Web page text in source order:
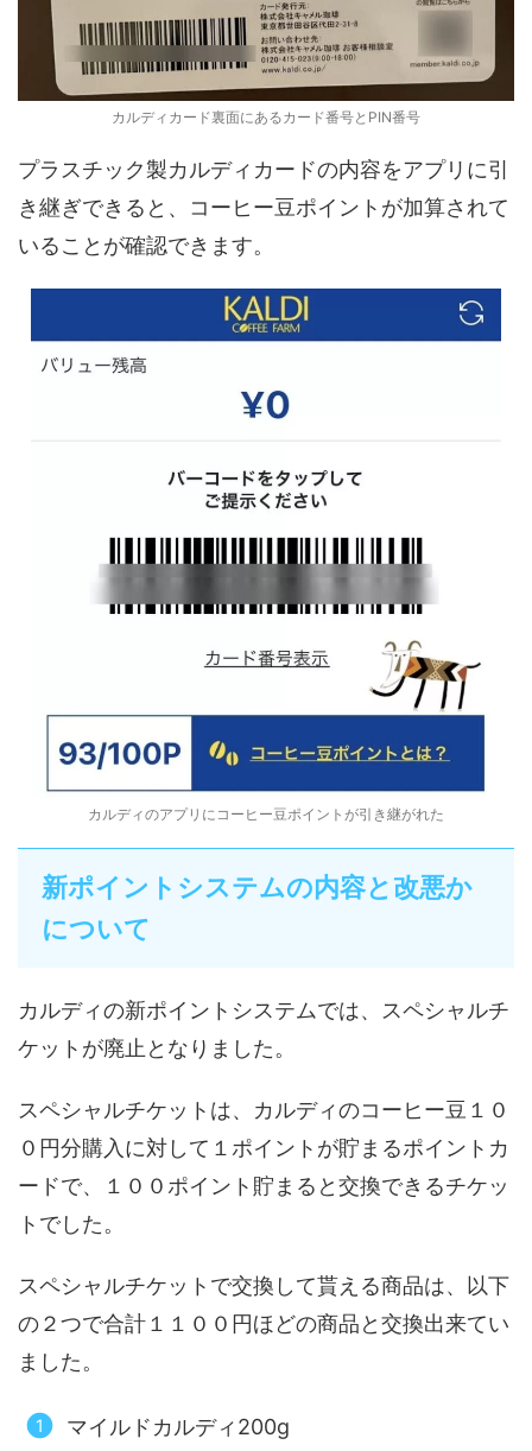
カルディカード裏面にあるカード番号とPIN番号
プラスチック製カルディカードの内容をアプリに引
き継ぎできると、コーヒー豆ポイントが加算されて
いることが確認できます。
カルディのアプリにコーヒー豆ポイントが引き継がれた
新ポイントシステムの内容と改悪か
について
カルディの新ポイントシステムでは、スペシャルチ
ケットが廃止となりました。
スペシャルチケットは、カルディのコーヒー豆１０
０円分購入に対して１ポイントが貯まるポイントカ
ードで、１００ポイント貯まると交換できるチケッ
トでした。
スペシャルチケットで交換して貰える商品は、以下
の２つで合計１１００円ほどの商品と交換出来てい
ました。
マイルドカルディ200g